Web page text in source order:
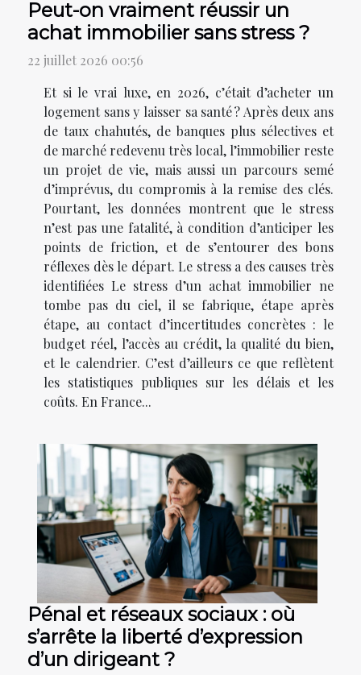
Peut-on vraiment réussir un
achat immobilier sans stress ?
22 juillet 2026 00:56
Et si le vrai luxe, en 2026, c’était d’acheter un
logement sans y laisser sa santé ? Après deux ans
de taux chahutés, de banques plus sélectives et
de marché redevenu très local, l’immobilier reste
un projet de vie, mais aussi un parcours semé
d’imprévus, du compromis à la remise des clés.
Pourtant, les données montrent que le stress
n’est pas une fatalité, à condition d’anticiper les
points de friction, et de s’entourer des bons
réflexes dès le départ. Le stress a des causes très
identifiées Le stress d’un achat immobilier ne
tombe pas du ciel, il se fabrique, étape après
étape, au contact d’incertitudes concrètes : le
budget réel, l’accès au crédit, la qualité du bien,
et le calendrier. C’est d’ailleurs ce que reflètent
les statistiques publiques sur les délais et les
coûts. En France...
Pénal et réseaux sociaux : où
s’arrête la liberté d’expression
d’un dirigeant ?